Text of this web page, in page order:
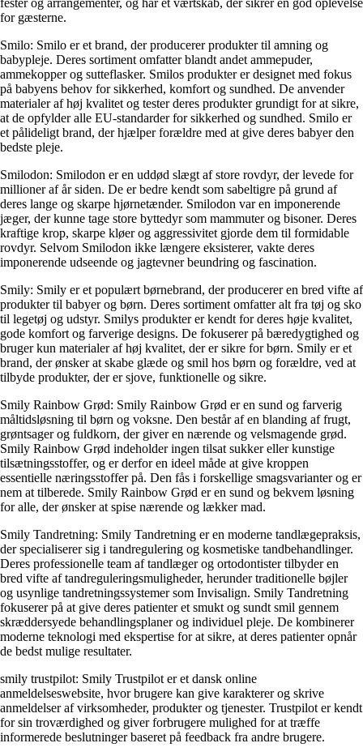
for gæsterne.
Smilo: Smilo er et brand, der producerer produkter til amning og
babypleje. Deres sortiment omfatter blandt andet ammepuder,
ammekopper og sutteflasker. Smilos produkter er designet med fokus
på babyens behov for sikkerhed, komfort og sundhed. De anvender
materialer af høj kvalitet og tester deres produkter grundigt for at sikre,
at de opfylder alle EU-standarder for sikkerhed og sundhed. Smilo er
et pålideligt brand, der hjælper forældre med at give deres babyer den
bedste pleje.
Smilodon: Smilodon er en uddød slægt af store rovdyr, der levede for
millioner af år siden. De er bedre kendt som sabeltigre på grund af
deres lange og skarpe hjørnetænder. Smilodon var en imponerende
jæger, der kunne tage store byttedyr som mammuter og bisoner. Deres
kraftige krop, skarpe kløer og aggressivitet gjorde dem til formidable
rovdyr. Selvom Smilodon ikke længere eksisterer, vakte deres
imponerende udseende og jagtevner beundring og fascination.
Smily: Smily er et populært børnebrand, der producerer en bred vifte af
produkter til babyer og børn. Deres sortiment omfatter alt fra tøj og sko
til legetøj og udstyr. Smilys produkter er kendt for deres høje kvalitet,
gode komfort og farverige designs. De fokuserer på bæredygtighed og
bruger kun materialer af høj kvalitet, der er sikre for børn. Smily er et
brand, der ønsker at skabe glæde og smil hos børn og forældre, ved at
tilbyde produkter, der er sjove, funktionelle og sikre.
Smily Rainbow Grød: Smily Rainbow Grød er en sund og farverig
måltidsløsning til børn og voksne. Den består af en blanding af frugt,
grøntsager og fuldkorn, der giver en nærende og velsmagende grød.
Smily Rainbow Grød indeholder ingen tilsat sukker eller kunstige
tilsætningsstoffer, og er derfor en ideel måde at give kroppen
essentielle næringsstoffer på. Den fås i forskellige smagsvarianter og er
nem at tilberede. Smily Rainbow Grød er en sund og bekvem løsning
for alle, der ønsker at spise nærende og lækker mad.
Smily Tandretning: Smily Tandretning er en moderne tandlægepraksis,
der specialiserer sig i tandregulering og kosmetiske tandbehandlinger.
Deres professionelle team af tandlæger og ortodontister tilbyder en
bred vifte af tandreguleringsmuligheder, herunder traditionelle bøjler
og usynlige tandretningssystemer som Invisalign. Smily Tandretning
fokuserer på at give deres patienter et smukt og sundt smil gennem
skræddersyede behandlingsplaner og individuel pleje. De kombinerer
moderne teknologi med ekspertise for at sikre, at deres patienter opnår
de bedst mulige resultater.
smily trustpilot: Smily Trustpilot er et dansk online
anmeldelseswebsite, hvor brugere kan give karakterer og skrive
anmeldelser af virksomheder, produkter og tjenester. Trustpilot er kendt
for sin troværdighed og giver forbrugere mulighed for at træffe
informerede beslutninger baseret på feedback fra andre brugere.